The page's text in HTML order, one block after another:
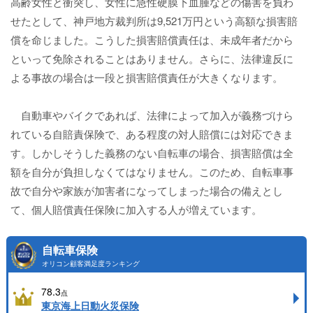
せたとして、神戸地方裁判所は9,521万円という高額な損害賠
償を命じました。こうした損害賠償責任は、未成年者だから
といって免除されることはありません。さらに、法律違反に
よる事故の場合は一段と損害賠償責任が大きくなります。
自動車やバイクであれば、法律によって加入が義務づけら
れている自賠責保険で、ある程度の対人賠償には対応できま
す。しかしそうした義務のない自転車の場合、損害賠償は全
額を自分が負担しなくてはなりません。このため、自転車事
故で自分や家族が加害者になってしまった場合の備えとし
て、個人賠償責任保険に加入する人が増えています。
自転車保険
オリコン顧客満足度ランキング
78.3点
東京海上日動火災保険